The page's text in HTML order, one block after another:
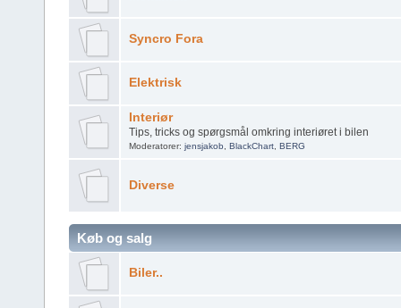
Syncro Fora
Elektrisk
Interiør
Tips, tricks og spørgsmål omkring interiøret i bilen
Moderatorer: jensjakob BlackChart, BERG
Diverse
Køb og salg
Biler..